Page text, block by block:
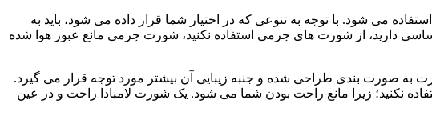
می‌ شود. با توجه به تنوعی که در اختیار شما قرار داده می‌ شود، باید به
دارید، از شورت ‌های چرمی استفاده نکنید، شورت چرمی مانع عبور هوا شده
به صورت ‌بندی طراحی شده و جنبه زیبایی آن بیشتر مورد توجه قرار می ‌گیرد.
نکنید؛ زیرا مانع راحت بودن شما می‌ شود. یک شورت لامبادا راحت و در عین